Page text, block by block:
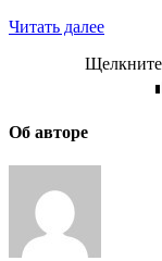
Читать далее
Щелкните
Об авторе